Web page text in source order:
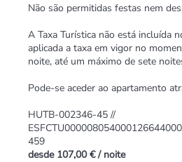
Não são permitidas festas nem
A Taxa Turística não está incluída
aplicada a taxa em vigor no
noite, até um máximo de sete
Pode-se aceder ao apartamento
HUTB-002346-45 //
459
desde 107,00 € / noite